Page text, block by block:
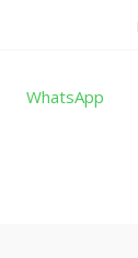
WhatsApp